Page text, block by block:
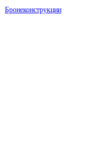
Бронеконструкции